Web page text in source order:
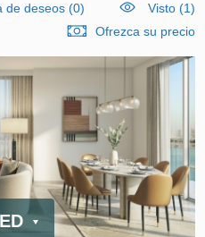
de deseos(0)
Visto (1)
Ofrezca su precio